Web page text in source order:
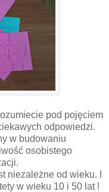
pod pojęciem
odpowiedzi.
w budowaniu
osobistego
niezależne od wieku. I
w wieku 10 i 50 lat !